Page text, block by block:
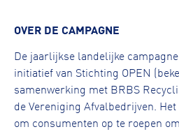
OVER DE CAMPAGNE
De jaarlijkse landelijke
initiatief van Stichting OPEN
samenwerking met BRBS
de Vereniging Afvalbedrijven.
om consumenten op te roepen